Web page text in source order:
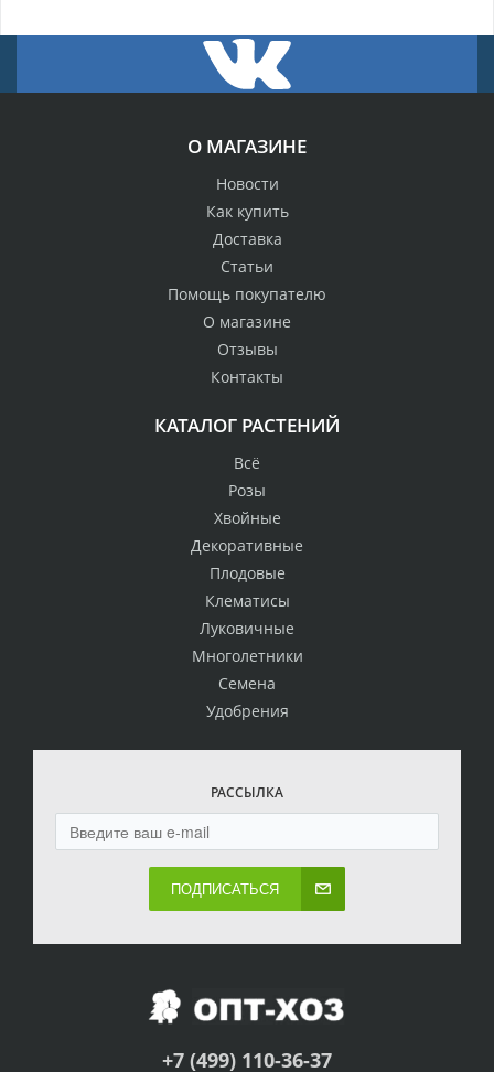
О МАГАЗИНЕ
Новости
Как купить
Доставка
Статьи
Помощь покупателю
О магазине
Отзывы
Контакты
КАТАЛОГ РАСТЕНИЙ
Всё
Розы
Хвойные
Декоративные
Плодовые
Клематисы
Луковичные
Многолетники
Семена
Удобрения
РАССЫЛКА
ПОДПИСАТЬСЯ
+7 (499) 110-36-37